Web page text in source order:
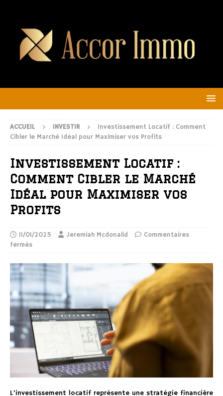
ACCUEIL INVESTIR
Investissement Locatif : Comment
Cibler le Marché Idéal pour Maximiser vos Profits
Investissement Locatif :
Comment Cibler le Marché
Idéal pour Maximiser vos
Profits
11/01/2025 Jeremiah Mcdonalid
Commentaires
fermés
L’investissement locatif représente une stratégie financière